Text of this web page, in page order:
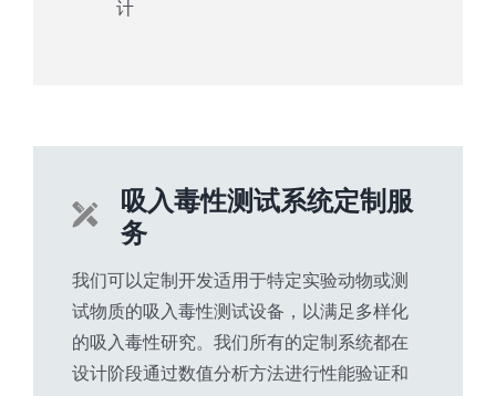
计
吸入毒性测试系统定制服
务
我们可以定制开发适用于特定实验动物或测
试物质的吸入毒性测试设备，以满足多样化
的吸入毒性研究。我们所有的定制系统都在
设计阶段通过数值分析方法进行性能验证和